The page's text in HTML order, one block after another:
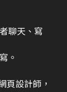
聊天、寫
。
頁設計師，